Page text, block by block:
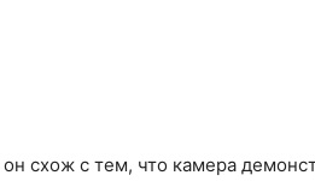
он схож с тем, что камера